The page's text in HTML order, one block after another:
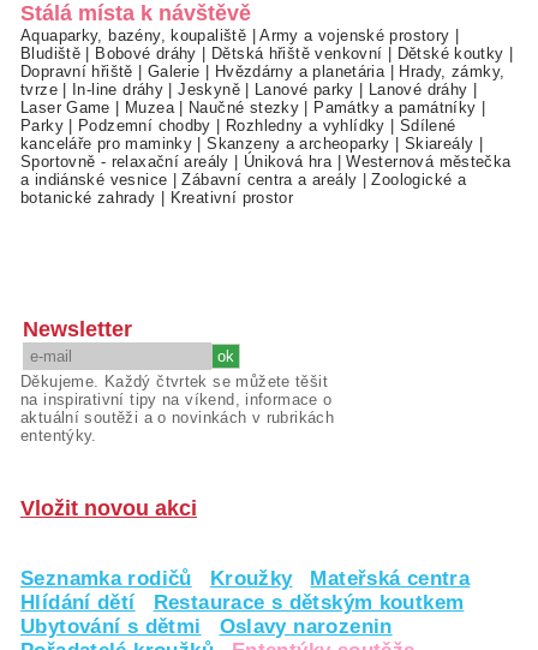
Stálá místa k návštěvě
Aquaparky, bazény, koupaliště |Army a vojenské prostory
Bludiště
Bobové dráhy Dětská hřiště venkovní Dětské koutky
Dopravní hřiště
Galerie Hvězdárny a planetária|
Hrady, zámky,
tvrze| In-line dráhy |Jeskyně| Lanové parky Lanové dráhy
Laser Game
Muzea| Naučné stezky Památky a památníky
Parky| Podzemní chodby Rozhledny a vyhlídky
Sdílené
kanceláře pro maminky |Skanzeny a archeoparky Skiareály
Sportovně - relaxační areály
Úniková hra|Westernová městečka
a indiánské vesnice |Zábavní centra a areály |Zoologické a
botanické zahrady
Kreativní prostor
Newsletter
Děkujeme. Každý čtvrtek se můžete těšit
na inspirativní tipy na víkend, informace o
aktuální soutěži a o novinkách v rubrikách
ententýky.
Vložit novou akci
Seznamka rodičů Kroužky
Mateřská centra
Hlídání dětí
Restaurace s dětským koutkem
Ubytování s dětmi
Oslavy narozenin